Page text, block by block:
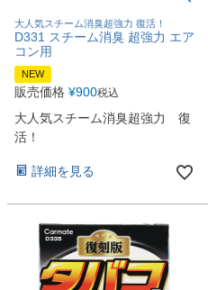
大人気スチーム消臭超強力 復活！
D331 スチーム消臭 超強力 エア
コン用
NEW
販売価格 ¥900税込
大人気スチーム消臭超強力 復
活！
詳細を見る